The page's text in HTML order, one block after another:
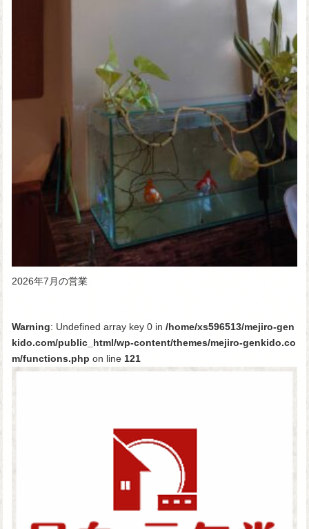
2026年7月の営業
Warning: Undefined array key 0 in /home/xs596513/mejiro-gen
kido.com/public_html/wp-content/themes/mejiro-genkido.co
m/functions.php on line 121